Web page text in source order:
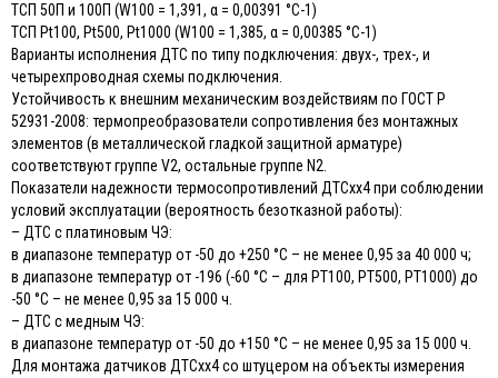
ТСП 50П и 100П (W100 = 1,391, α = 0,00391 °С-1)
ТСП Pt100, Pt500, Pt1000 (W100 = 1,385, α = 0,00385 °С-1)
Варианты исполнения ДТС по типу подключения: двух-, трех-, и
четырехпроводная схемы подключения.
Устойчивость к внешним механическим воздействиям по ГОСТ Р
52931-2008: термопреобразователи сопротивления без монтажных
элементов (в металлической гладкой защитной арматуре)
соответствуют группе V2, остальные группе N2.
Показатели надежности термосопротивлений ДТСхх4 при соблюдении
условий эксплуатации (вероятность безотказной работы):
– ДТС с платиновым ЧЭ:
в диапазоне температур от -50 до +250 °С – не менее 0,95 за 40 000 ч;
в диапазоне температур от -196 (-60 °С – для РТ100, РТ500, РТ1000) до
-50 °С – не менее 0,95 за 15 000 ч.
– ДТС с медным ЧЭ:
в диапазоне температур от -50 до +150 °С – не менее 0,95 за 15 000 ч.
Для монтажа датчиков ДТСхх4 со штуцером на объекты измерения